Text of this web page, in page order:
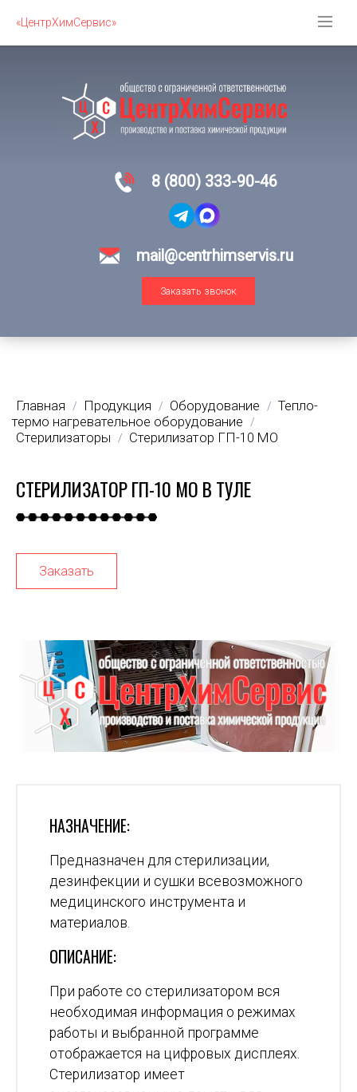
«ЦентрХимСервис»
8 (800) 333-90-46
mail@centrhimservis.ru
Заказать звонок
Главная / Продукция / Оборудование / Тепло-
термо нагревательное оборудование
/
Стерилизаторы / Стерилизатор ГП-10 МО
СТЕРИЛИЗАТОР ГП-10 МО В ТУЛЕ
Заказать
НАЗНАЧЕНИЕ:
Предназначен для стерилизации,
дезинфекции и сушки всевозможного
медицинского инструмента и
материалов.
ОПИСАНИЕ:
При работе со стерилизатором вся
необходимая информация о режимах
работы и выбранной программе
отображается на цифровых дисплеях.
Стерилизатор имеет